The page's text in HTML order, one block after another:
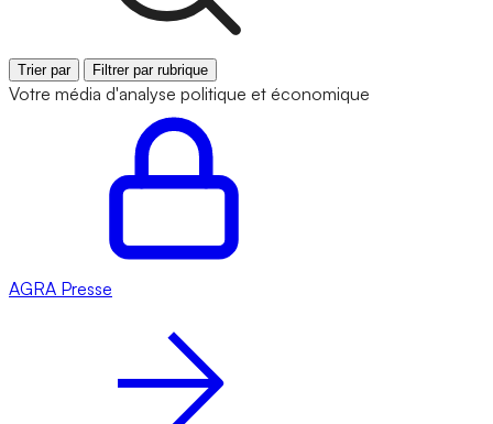
Trier par Filtrer par rubrique
Votre média d'analyse politique et économique
AGRA Presse